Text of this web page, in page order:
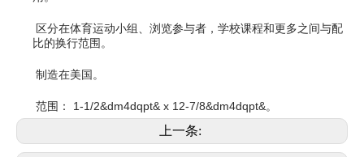
区分在体育运动小组、浏览参与者，学校课程和更多之间与配
比的换行范围。
制造在美国。
范围： 1-1/2&dm4dqpt& x 12-7/8&dm4dqpt&。
上一条: